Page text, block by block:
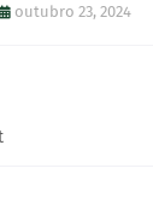
outubro 23, 2024